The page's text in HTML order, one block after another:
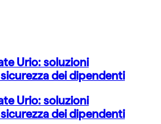
Urio: soluzioni
dei dipendenti
Urio: soluzioni
dei dipendenti